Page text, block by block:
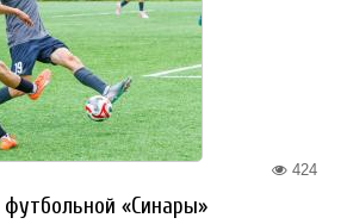
424
«Синары»